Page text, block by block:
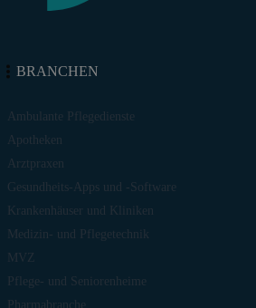
BRANCHEN
Ambulante Pflegedienste
Apotheken
Arztpraxen
Gesundheits-Apps und -Software
Krankenhäuser und Kliniken
Medizin- und Pflegetechnik
MVZ
Pflege- und Seniorenheime
Pharmabranche